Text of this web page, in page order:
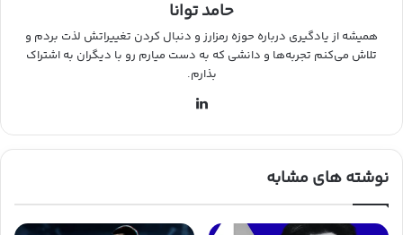
حامد توانا
همیشه از یادگیری درباره حوزه رمزارز و دنبال کردن تغییراتش لذت بردم و
تلاش می‌کنم تجربه‌ها و دانشی که به دست میارم رو با دیگران به اشتراک
بذارم.
نوشته های مشابه